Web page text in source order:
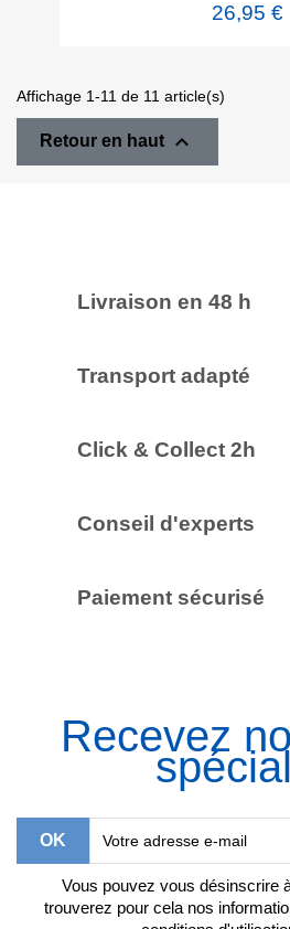
26,95 €
Affichage 1-11 de 11 article(s)
Retour en haut 
Livraison en 48 h
Transport adapté
Click & Collect 2h
Conseil d'experts
Paiement sécurisé
Recevez
Vous pouvez vous désinscrire
trouverez pour cela nos